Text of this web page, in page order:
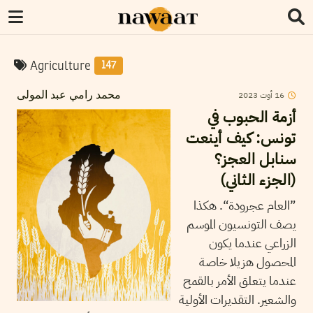
Agriculture 147
محمد رامي عبد المولى 16 أوت 2023
أزمة الحبوب في
تونس: كيف أينعت
سنابل العجز؟
(الجزء الثاني)
”العام عجرودة“. هكذا
يصف التونسيون الموسم
الزراعي عندما يكون
المحصول هزيلا خاصة
عندما يتعلق الأمر بالقمح
والشعير. التقديرات الأولية